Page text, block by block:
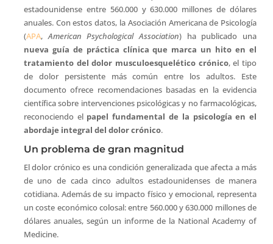
estadounidense entre 560.000 y 630.000 millones de dólares
anuales. Con estos datos, la Asociación Americana de Psicología
(APA,American Psychological Association) ha publicado una
nueva guía de práctica clínica que marca un hito en el
tratamiento del dolor musculoesquelético crónico, el tipo
de dolor persistente más común entre los adultos. Este
documento ofrece recomendaciones basadas en la evidencia
científica sobre intervenciones psicológicas y no farmacológicas,
reconociendo el papel fundamental de la psicología en el
abordaje integral del dolor crónico.
Un problema de gran magnitud
El dolor crónico es una condición generalizada que afecta a más
de uno de cada cinco adultos estadounidenses de manera
cotidiana. Además de su impacto físico y emocional, representa
un coste económico colosal: entre 560.000 y 630.000 millones de
dólares anuales, según un informe de la National Academy of
Medicine.